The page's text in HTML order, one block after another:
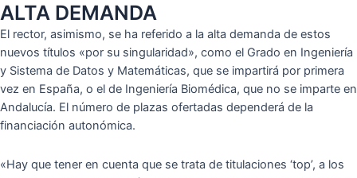
ALTA DEMANDA
El rector, asimismo, se ha referido a la alta demanda de estos
nuevos títulos «por su singularidad», como el Grado en Ingeniería
y Sistema de Datos y Matemáticas, que se impartirá por primera
vez en España, o el de Ingeniería Biomédica, que no se imparte en
Andalucía. El número de plazas ofertadas dependerá de la
financiación autonómica.
«Hay que tener en cuenta que se trata de titulaciones ‘top’, a los